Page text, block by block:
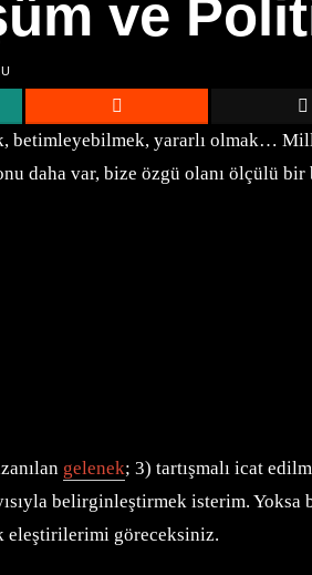
ve
betimleyebilmek, yararlı olmak…
daha var, bize özgü olanı ölçülü
gelenek; 3) tartışmalı icat
belirginleştirmek isterim.
eleştirilerimi göreceksiniz.